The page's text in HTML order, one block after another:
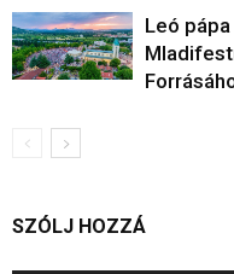
Leó
SZÓLJ HOZZÁ